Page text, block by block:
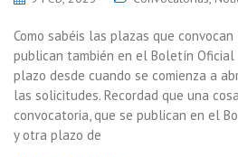
Como sabéis las plazas que
publican también en el Boletín
plazo desde cuando se comienza a
las solicitudes. Recordad que una
convocatoria, que se publican en el
y otra plazo de